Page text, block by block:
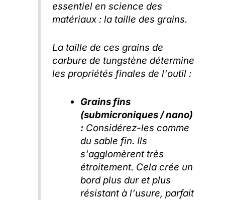
essentiel en science des
matériaux : la taille des grains.
La taille de ces grains de
carbure de tungstène détermine
les propriétés finales de l'outil :
Grains fins
(submicroniques / nano)
:Considérez-les comme
du sable fin. Ils
s'agglomèrent très
étroitement. Cela crée un
bord plus dur et plus
résistant à l'usure, parfait